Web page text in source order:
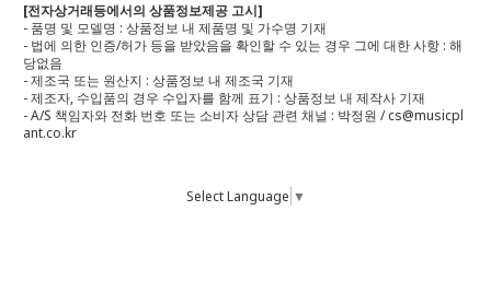
[전자상거래등에서의 상품정보제공 고시]
- 품명 및 모델명 : 상품정보 내 제품명 및 가수명 기재
- 법에 의한 인증/허가 등을 받았음을 확인할 수 있는 경우 그에 대한 사항 : 해
당없음
- 제조국 또는 원산지 : 상품정보 내 제조국 기재
- 제조자, 수입품의 경우 수입자를 함께 표기 : 상품정보 내 제작사 기재
- A/S 책임자와 전화 번호 또는 소비자 상담 관련 채널 : 박정원 / cs@musicpl
ant.co.kr
Select Language ▼